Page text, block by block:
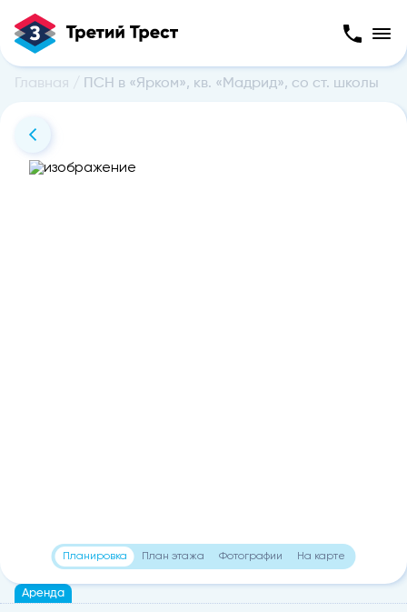
Главная / ПСН в «Ярком», кв. «Мадрид», со ст. школы
Аренда
Планировка План этажа Фотографии На карте